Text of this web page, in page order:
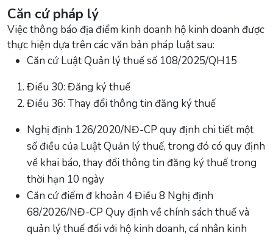
Căn cứ pháp lý
Việc thông báo địa điểm kinh doanh hộ kinh doanh được
thực hiện dựa trên các văn bản pháp luật sau:
Căn cứ Luật Quản lý thuế số 108/2025/QH15
Điều 30: Đăng ký thuế
Điều 36: Thay đổi thông tin đăng ký thuế
Nghị định 126/2020/NĐ-CP quy định chi tiết một
số điều của Luật Quản lý thuế, trong đó có quy định
về khai báo, thay đổi thông tin đăng ký thuế trong
thời hạn 10 ngày
Căn cứ điểm đ khoản 4 Điều 8 Nghị định
68/2026/NĐ-CP Quy định về chính sách thuế và
quản lý thuế đối với hộ kinh doanh, cá nhân kinh